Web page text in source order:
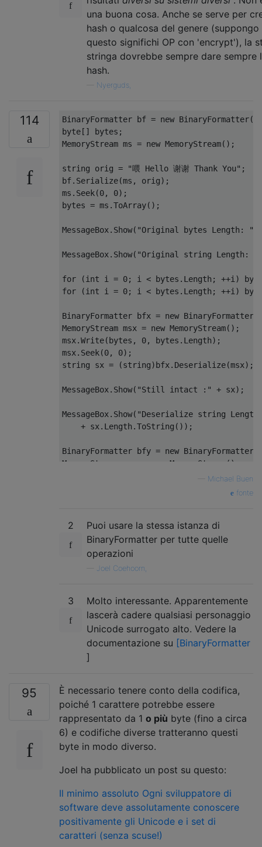
una buona cosa. Anche se serve per
hash o qualcosa del genere (suppongo
questo significhi OP con 'encrypt'), la
stringa dovrebbe sempre dare sempre
hash.
Nyerguds,
114 BinaryFormatter bf = new BinaryFormatter
byte[] bytes ;
MemoryStream ms = new MemoryStream();
string orig = "喂 Hello 谢谢 Thank You" ;
bf. Serialize(ms , orig);
ms . Seek(0, 0);
bytes = ms .ToArray();
MessageBox. Show( "Original bytes Length: "
MessageBox. Show( "Original string Length: "
for (int i = 0; i < bytes . Length ; ++i )
for
(int i = 0; i < bytes . Length ; ++i )
BinaryFormatter bfx = new BinaryFormatter
MemoryStream msx = new MemoryStream();
msx.Write(bytes , 0, bytes . Length);
msx. Seek(0, 0);
string sx = (string)bfx. Deserialize(msx);
MessageBox. Show( "Still intact :" + sx);
MessageBox. Show( "Deserialize string
+ sx. Length .ToString ());
BinaryFormatter bfy = new BinaryFormatter
MemoryStream
MemoryStream
();
MessageBox .Show("Deserialize bytes
bytesy.Length.ToString());
Michael Buen
fonte
2
Puoi usare la stessa istanza di
BinaryFormatter per tutte quelle
operazioni
Joel Coehoorn,
3
Molto interessante. Apparentemente
lascerà cadere qualsiasi personaggio
Unicode surrogato alto. Vedere la
documentazione su [BinaryFormatter
]
95
È necessario tenere conto della codifica,
poiché 1 carattere potrebbe essere
rappresentato da 1 o più byte (fino a circa
6) e codifiche diverse tratteranno questi
byte in modo diverso.
Joel ha pubblicato un post su questo:
Il minimo assoluto Ogni sviluppatore di
software deve assolutamente conoscere
positivamente gli Unicode e i set di
caratteri (senza scuse!)